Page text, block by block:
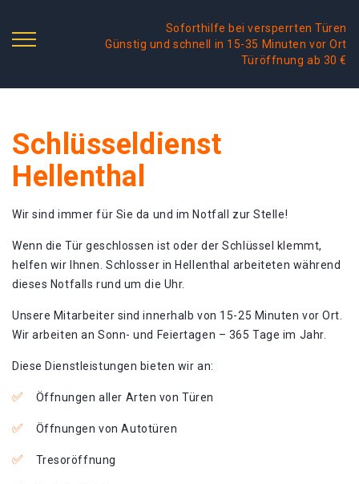
Soforthilfe bei versperrten Türen
Günstig und schnell in 15-35 Minuten vor Ort
Türöffnung ab 30 €
Schlüsseldienst
Hellenthal
Wir sind immer für Sie da und im Notfall zur Stelle!
Wenn die Tür geschlossen ist oder der Schlüssel klemmt,
helfen wir Ihnen. Schlosser in Hellenthal arbeiteten während
dieses Notfalls rund um die Uhr.
Unsere Mitarbeiter sind innerhalb von 15-25 Minuten vor Ort.
Wir arbeiten an Sonn- und Feiertagen – 365 Tage im Jahr.
Diese Dienstleistungen bieten wir an:
Öffnungen aller Arten von Türen
Öffnungen von Autotüren
Tresoröffnung